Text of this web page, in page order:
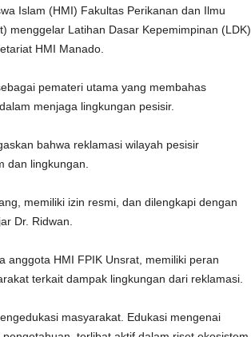
Islam (HMI) Fakultas Perikanan dan Ilmu
menggelar Latihan Dasar Kepemimpinan (LDK)
HMI Manado.
pemateri utama yang membahas
menjaga lingkungan pesisir.
bahwa reklamasi wilayah pesisir
dan lingkungan.
memiliki izin resmi, dan dilengkapi dengan
Dr. Ridwan.
anggota HMI FPIK Unsrat, memiliki peran
terkait dampak lingkungan dari reklamasi.
masyarakat. Edukasi mengenai